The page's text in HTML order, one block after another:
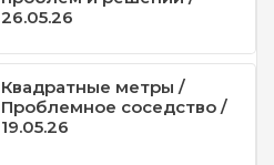
26.05.26
Квадратные метры /
Проблемное соседство /
19.05.26